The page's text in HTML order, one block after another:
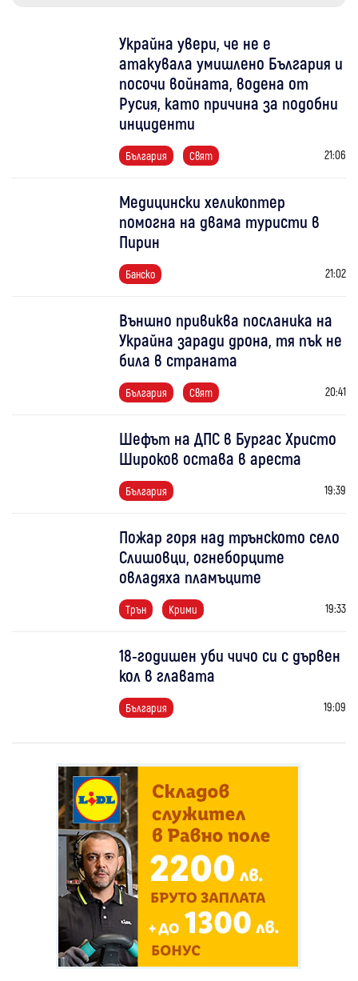
Украйна увери, че не е
атакувала умишлено България и
посочи войната, водена от
Русия, като причина за подобни
инциденти
България Свят 21:06
Медицински хеликоптер
помогна на двама туристи в
Пирин
Банско 21:02
Външно привиква посланика на
Украйна заради дрона, тя пък не
била в страната
България Свят 20:41
Шефът на ДПС в Бургас Христо
Широков остава в ареста
България 19:39
Пожар горя над трънското село
Слишовци, огнеборците
овладяха пламъците
Трън Крими 19:33
18-годишен уби чичо си с дървен
кол в главата
България 19:09